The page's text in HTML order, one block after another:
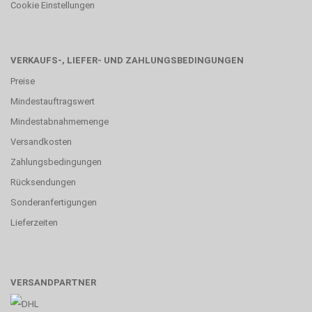
Cookie Einstellungen
VERKAUFS-, LIEFER- UND ZAHLUNGSBEDINGUNGEN
Preise
Mindestauftragswert
Mindestabnahmemenge
Versandkosten
Zahlungsbedingungen
Rücksendungen
Sonderanfertigungen
Lieferzeiten
VERSANDPARTNER